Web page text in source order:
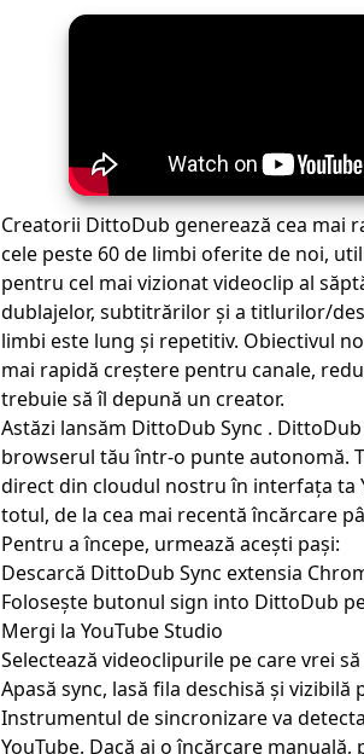
Creatorii DittoDub generează cea mai
cele peste 60 de limbi oferite de noi,
pentru cel mai vizionat videoclip al
dublajelor, subtitrărilor și a titlurilor/
limbi este lung și repetitiv. Obiectivul
mai rapidă creștere pentru canale,
trebuie să îl depună un creator.
Astăzi lansăm DittoDub Sync . DittoDub
browserul tău într-o punte autonomă.
direct din cloudul nostru în interfața ta
totul, de la cea mai recentă încărcare
Pentru a începe, urmează acești pași:
Descarcă DittoDub Sync extensia
Folosește butonul sign into DittoDub
Mergi la YouTube Studio
Selectează videoclipurile pe care vrei
Apasă sync, lasă fila deschisă și
Instrumentul de sincronizare va
YouTube. Dacă ai o încărcare